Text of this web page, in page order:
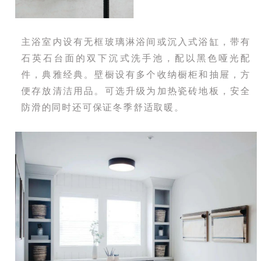
主浴室内设有无框玻璃淋浴间或沉入式浴缸，带有
石英石台面的双下沉式洗手池，配以黑色哑光配
件，典雅经典。壁橱设有多个收纳橱柜和抽屉，方
便存放清洁用品。可选升级为加热瓷砖地板，安全
防滑的同时还可保证冬季舒适取暖。